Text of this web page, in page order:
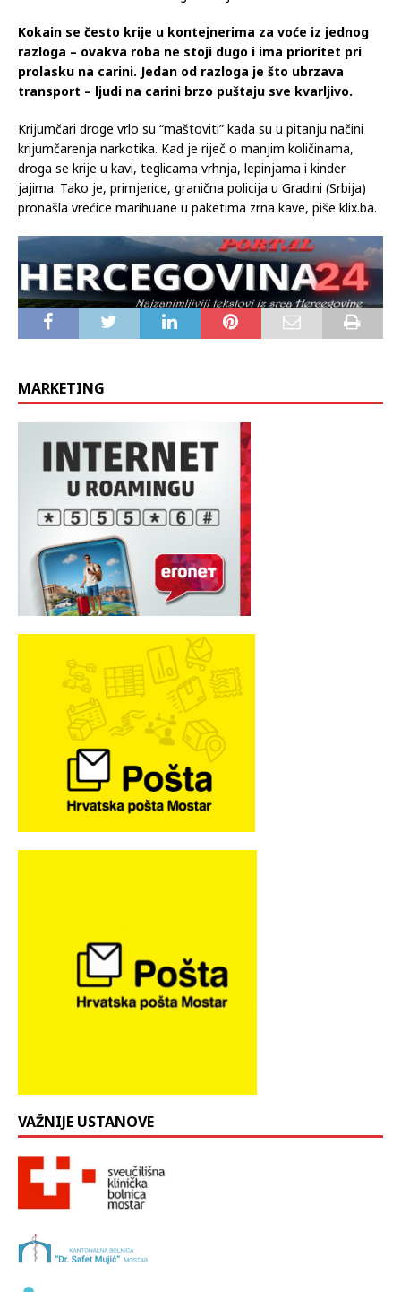
Kokain se često krije u kontejnerima za voće iz jednog
razloga – ovakva roba ne stoji dugo i ima prioritet pri
prolasku na carini. Jedan od razloga je što ubrzava
transport – ljudi na carini brzo puštaju sve kvarljivo.
Krijumčari droge vrlo su “maštoviti” kada su u pitanju načini
krijumčarenja narkotika. Kad je riječ o manjim količinama,
droga se krije u kavi, teglicama vrhnja, lepinjama i kinder
jajima. Tako je, primjerice, granična policija u Gradini (Srbija)
pronašla vrećice marihuane u paketima zrna kave, piše klix.ba.
MARKETING
VAŽNIJE USTANOVE